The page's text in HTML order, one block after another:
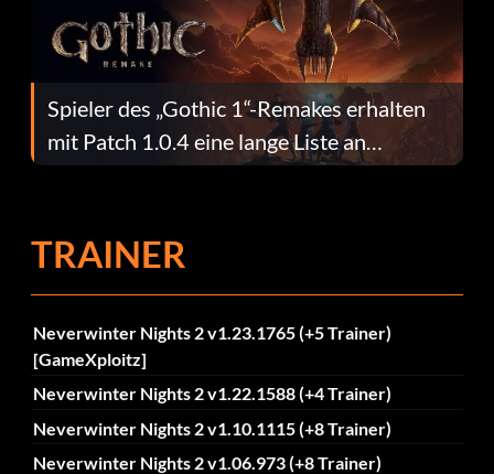
Spieler des „Gothic 1“-Remakes erhalten
mit Patch 1.0.4 eine lange Liste an
Fehlerbehebungen
TRAINER
Neverwinter Nights 2 v1.23.1765 (+5 Trainer)
[GameXploitz]
Neverwinter Nights 2 v1.22.1588 (+4 Trainer)
Neverwinter Nights 2 v1.10.1115 (+8 Trainer)
Neverwinter Nights 2 v1.06.973 (+8 Trainer)